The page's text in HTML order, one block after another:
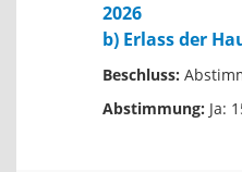
2026
b) Erlass der
Beschluss:
Abstimmung: Ja: